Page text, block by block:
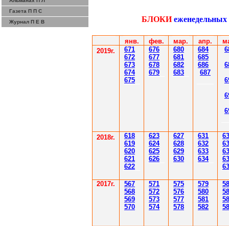
Газета П П С
Журнал П Е В
БЛОКИ
янв. фев. мар. апр.
2019г.
671
672
673
674
675
676
677
678
679
680
681
682
683
684
685
686
687
6
6
2018г. 618
619
620
621
622
623
624
625
626
627
628
629
630
631
632
633
634
63
2017г.
567
568
569
570
571
572
573
574
575
576
577
578
579
580
581
582